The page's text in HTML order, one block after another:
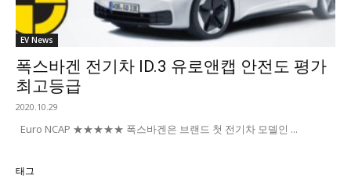
EV News
폭스바겐 전기차 ID.3 유로앤캡 안전도 평가
최고등급
2020.10.29
Euro NCAP ★★★★★ 폭스바겐은 브랜드 첫 전기차 모델인 ...
태그